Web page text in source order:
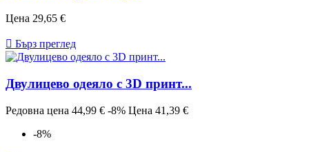
Цена 29,65 €
 Бърз преглед
Двулицево одеяло с 3D принт...
Редовна цена 44,99 € -8% Цена 41,39 €
-8%